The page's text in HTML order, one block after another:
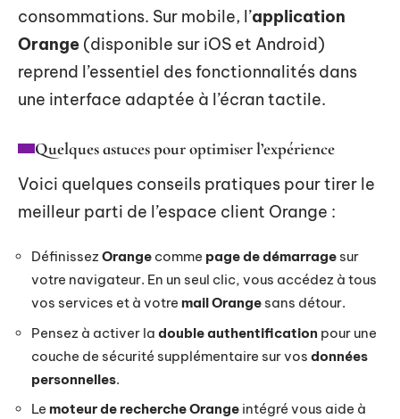
consommations. Sur mobile, l’application
Orange (disponible sur iOS et Android)
reprend l’essentiel des fonctionnalités dans
une interface adaptée à l’écran tactile.
Quelques astuces pour optimiser l’expérience
Voici quelques conseils pratiques pour tirer le
meilleur parti de l’espace client Orange :
Définissez Orange comme page de démarrage sur
votre navigateur. En un seul clic, vous accédez à tous
vos services et à votre mail Orange sans détour.
Pensez à activer la double authentification pour une
couche de sécurité supplémentaire sur vos données
personnelles.
Le moteur de recherche Orange intégré vous aide à